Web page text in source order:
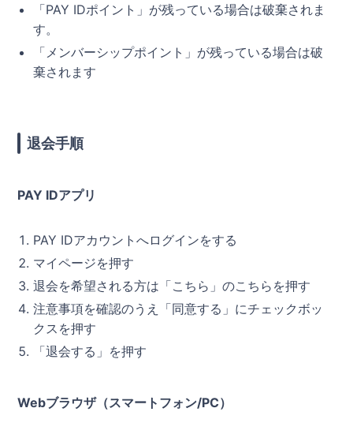
「PAY IDポイント」が残っている場合は破棄されま
す。
「メンバーシップポイント」が残っている場合は破
棄されます
退会手順
PAY IDアプリ
PAY IDアカウントへログインをする
マイページを押す
退会を希望される方は「こちら」のこちらを押す
注意事項を確認のうえ「同意する」にチェックボッ
クスを押す
「退会する」を押す
Webブラウザ（スマートフォン/PC）